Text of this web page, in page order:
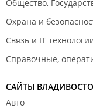
Общество,
Охрана и
Связь и IT
Справочные,
САЙТЫ
Авто